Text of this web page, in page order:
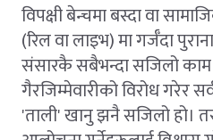
विपक्षी बेन्चमा बस्दा वा
(रिल वा लाइभ) मा गर्जँदा
संसारकै सबैभन्दा सजिलो काम
गैरजिम्मेवारीको विरोध गरेर
'ताली' खानु झनै सजिलो हो।